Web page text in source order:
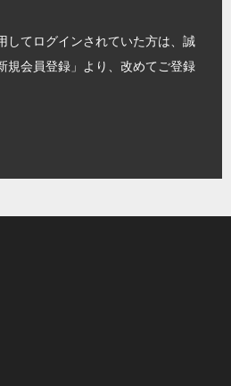
してログインされていた方は、誠
規会員登録」より、改めてご登録